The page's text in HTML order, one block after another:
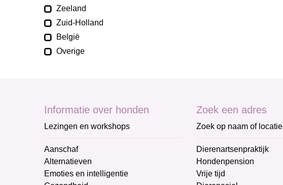
Zeeland
Zuid-Holland
België
Overige
Informatie over honden
Lezingen en workshops
Aanschaf
Alternatieven
Emoties en intelligentie
Zoek een adres
Zoek op naam of locatie
Dierenartsenpraktijk
Hondenpension
Vrije tijd